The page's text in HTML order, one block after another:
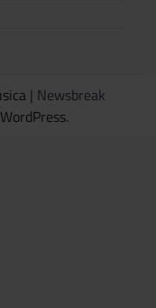
| Newsbreak
WordPress.